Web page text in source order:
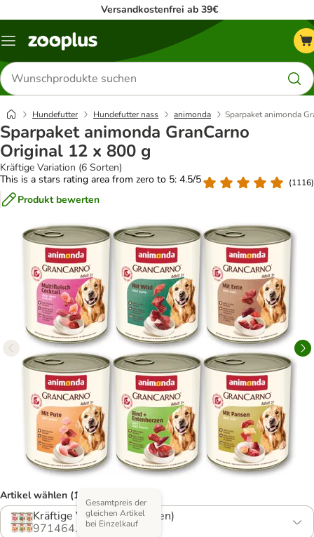
Versandkostenfrei ab 39€
Menü
Produkte
suchen
Hundefutter Hundefutter nass animonda Sparpaket animonda
Sparpaket animonda GranCarno
Original 12 x 800 g
Kräftige Variation (6 Sorten)
This is a stars rating area from zero to 5: 4.5/5
(1116)
Produkt bewerten
Artikel wählen (17 Varianten)
Kräftige Variation (6 Sorten)
971464.21
Gesamtpreis der
gleichen Artikel
bei Einzelkauf